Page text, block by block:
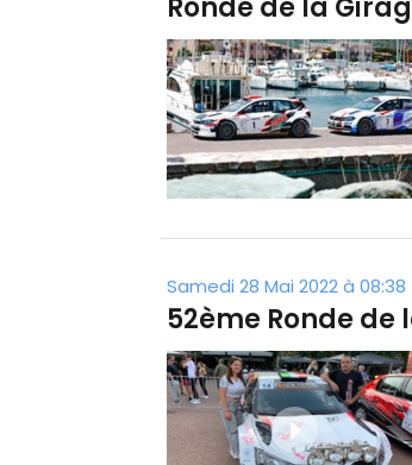
Ronde de la
Samedi 28 Mai 2022 à 08:38
52ème Ronde